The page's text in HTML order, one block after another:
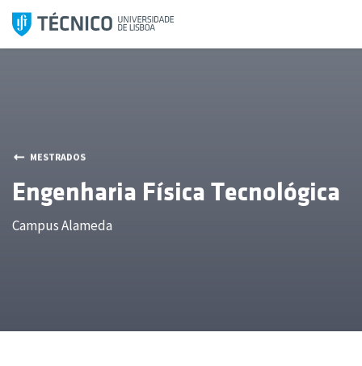
Saltar
para
o
MESTRADOS
Engenharia Física Tecnológica
Campus Alameda